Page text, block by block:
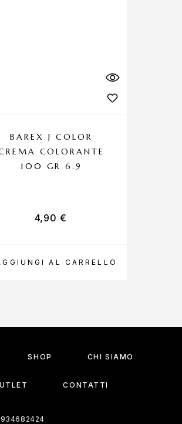
AL CARRELLO
BAREX J COLOR
COLORANTE
100 GR 6.9
4,90 €
SHOP CHI SIAMO
CONTATTI